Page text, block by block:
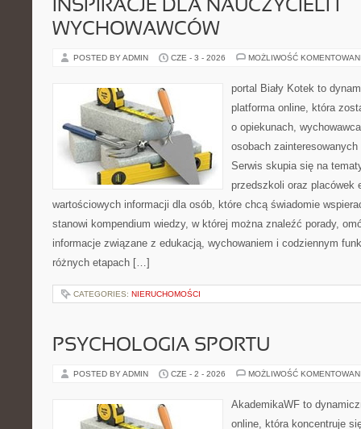
INSPIRACJE DLA NAUCZYCIELI I
WYCHOWAWCÓW
POSTED BY ADMIN CZE - 3 - 2026 MOŻLIWOŚĆ
portal Biały Kotek to
platforma online, która
o opiekunach,
osobach
Serwis skupia się na
przedszkoli oraz placówek
wartościowych informacji dla osób, które chcą świadomie
stanowi kompendium wiedzy, w której można znaleźć porady,
informacje związane z edukacją, wychowaniem i codziennym
różnych etapach […]
CATEGORIES: NIERUCHOMOŚCI
PSYCHOLOGIA SPORTU
POSTED BY ADMIN CZE - 2 - 2026 MOŻLIWOŚĆ
AkademikaWF to
online, która koncentruje